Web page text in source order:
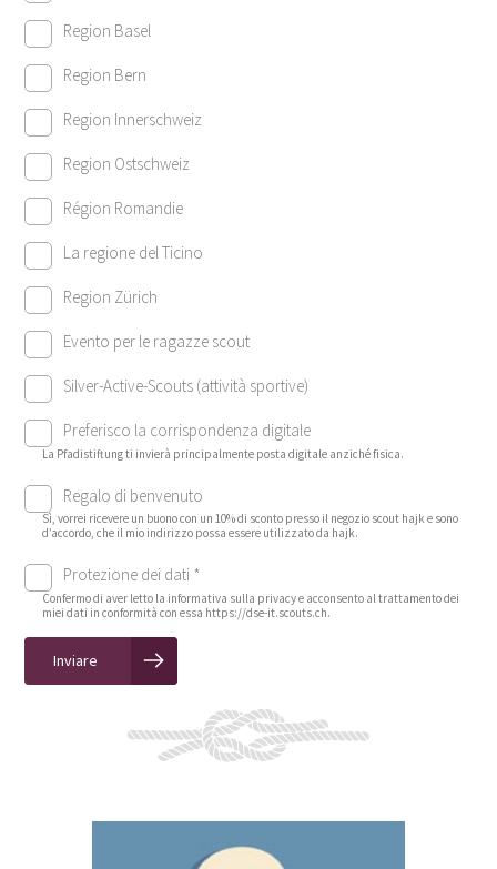
Region Basel
Region Bern
Region Innerschweiz
Region Ostschweiz
Région Romandie
La regione del Ticino
Region Zürich
Evento per le ragazze scout
Silver-Active-Scouts (attività sportive)
Preferisco la corrispondenza digitale
La Pfadistiftung ti invierà principalmente posta digitale anziché fisica.
Regalo di benvenuto
Sì, vorrei ricevere un buono con un 10% di sconto presso il negozio scout hajk e sono
d’accordo, che il mio indirizzo possa essere utilizzato da hajk.
Protezione dei dati *
Confermo di aver letto la informativa sulla privacy e acconsento al trattamento dei
miei dati in conformità con essa https://dse-it.scouts.ch.
Inviare